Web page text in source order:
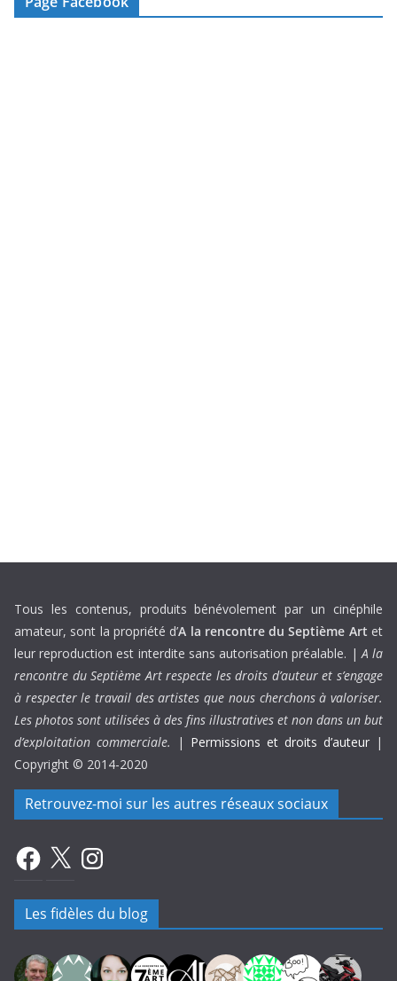
m
Tous les contenus, produits bénévolement par un cinéphile
amateur, sont la propriété d’A la rencontre du Septième Art et
leur reproduction est interdite sans autorisation préalable. |A la
rencontre du Septième Art respecte les droits d’auteur et s’engage
à respecter le travail des artistes que nous cherchons à valoriser.
Les photos sont utilisées à des fins illustratives et non dans un but
d’exploitation commerciale.
| Permissions et droits d’auteur |
Copyright © 2014-2020
Retrouvez-moi sur les autres réseaux sociaux
Facebook
X Instagram
Les fidèles du blog